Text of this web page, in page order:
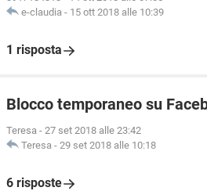
e-claudia - 15 ott 2018 alle 10:39
1 risposta
Blocco temporaneo su
Teresa - 27 set 2018 alle 23:42
Teresa - 29 set 2018 alle 10:18
6 risposte